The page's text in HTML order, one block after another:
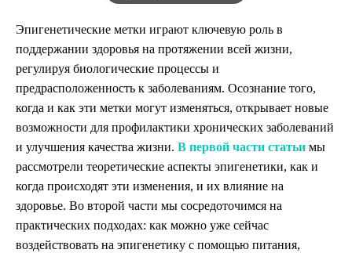
Эпигенетические метки играют ключевую роль в
поддержании здоровья на протяжении всей жизни,
регулируя биологические процессы и
предрасположенность к заболеваниям. Осознание того,
когда и как эти метки могут изменяться, открывает новые
возможности для профилактики хронических заболеваний
и улучшения качества жизни. В первой части статьи мы
рассмотрели теоретические аспекты эпигенетики, как и
когда происходят эти изменения, и их влияние на
здоровье. Во второй части мы сосредоточимся на
практических подходах: как можно уже сейчас
воздействовать на эпигенетику с помощью питания,